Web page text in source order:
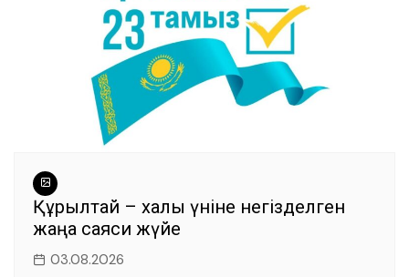
Құрылтай – халық үніне негізделген
жаңа саяси жүйе
03.08.2026